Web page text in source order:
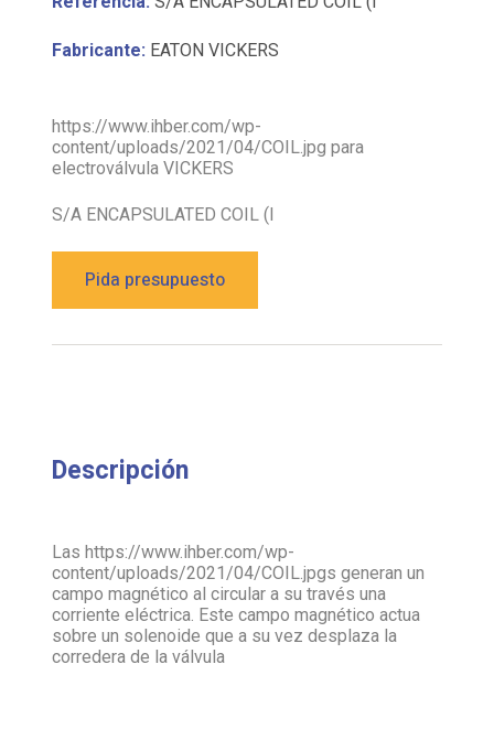
Fabricante: EATON VICKERS
https://www.ihber.com/wp-
content/uploads/2021/04/COIL.jpg para
electroválvula VICKERS
S/A ENCAPSULATED COIL (I
Pida presupuesto
Descripción
Las https://www.ihber.com/wp-
content/uploads/2021/04/COIL.jpgs generan un
campo magnético al circular a su través una
corriente eléctrica. Este campo magnético actua
sobre un solenoide que a su vez desplaza la
corredera de la válvula